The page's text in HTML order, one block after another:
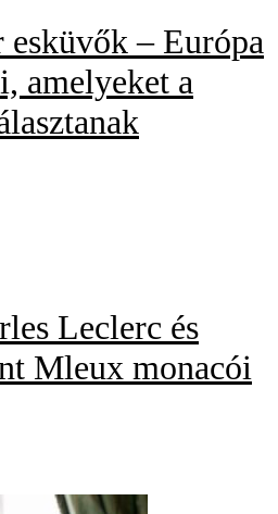
– Európa
amelyeket a
Leclerc és
Mleux monacói